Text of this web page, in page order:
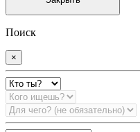
Поиск
×